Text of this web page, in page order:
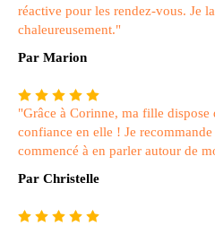
réactive pour les rendez-vous. Je
chaleureusement."
Par Marion
"Grâce à Corinne, ma fille
confiance en elle ! Je
commencé à en parler autour de
Par Christelle